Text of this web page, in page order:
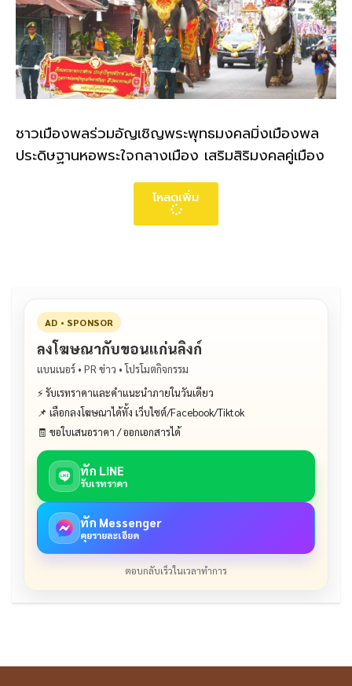
ชาวเมืองพลร่วมอัญเชิญพระพุทธมงคลมิ่งเมืองพล
ประดิษฐานหอพระใจกลางเมือง เสริมสิริมงคลคู่เมือง
โหลดเพิ่ม
AD • SPONSOR
ลงโฆษณากับขอนแก่นลิงก์
แบนเนอร์ • PR ข่าว • โปรโมตกิจกรรม
⚡ รับเรทราคาและคำแนะนำภายในวันเดียว
📌 เลือกลงโฆษณาได้ทั้ง เว็บไซต์/Facebook/Tiktok
🧾 ขอใบเสนอราคา / ออกเอกสารได้
ทัก LINE
รับเรทราคา
ทัก Messenger
คุยรายละเอียด
ตอบกลับเร็วในเวลาทำการ